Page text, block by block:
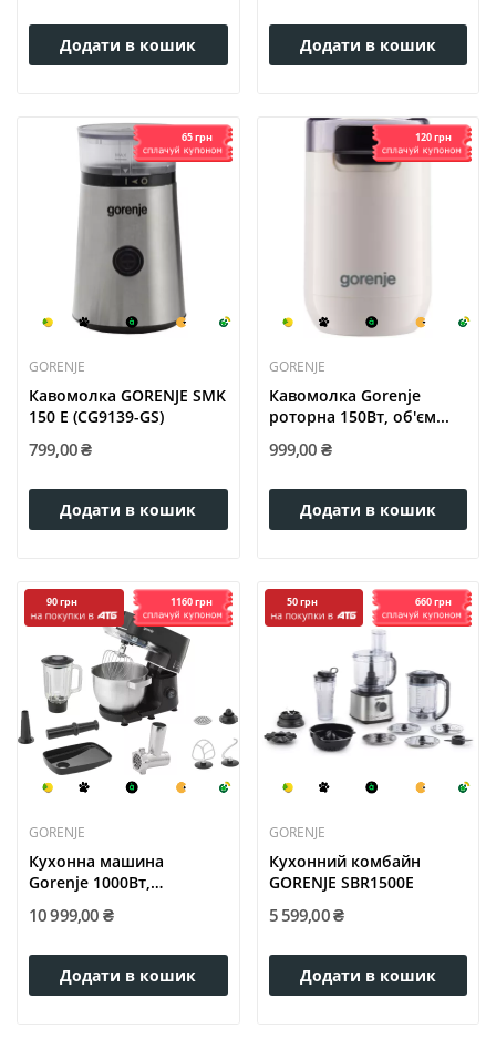
Додати в кошик Додати в кошик
65 грн
GORENJE
Кавомолка GORENJE SMK
150 E (CG9139-GS)
799,00 ₴
Додати в кошик
120 грн
GORENJE
Кавомолка Gorenje
роторна 150Вт, об'єм...
999,00 ₴
Додати в кошик
90 грн 1160 грн
GORENJE
Кухонна машина
Gorenje 1000Вт,
10 999,00 ₴
Додати в кошик
50 грн 660 грн
GORENJE
Кухонний комбайн
GORENJE SBR1500E
5 599,00 ₴
Додати в кошик